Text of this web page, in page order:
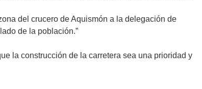
del crucero de Aquismón a la delegación de
de la población.”
la construcción de la carretera sea una prioridad y